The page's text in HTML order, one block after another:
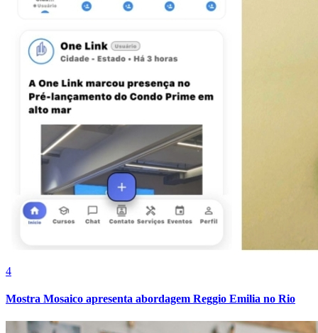
Bahia
4
Mostra Mosaico apresenta abordagem Reggio Emilia no Rio